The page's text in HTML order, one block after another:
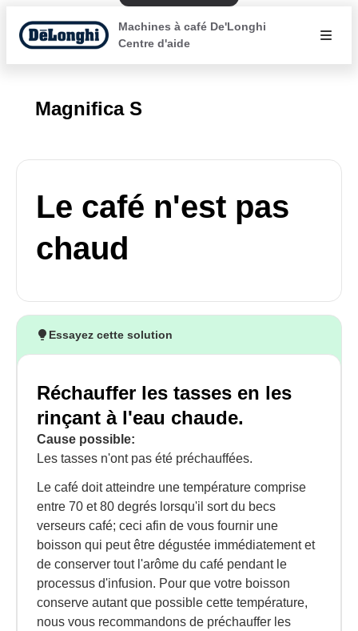
Machines à café De'Longhi
Centre d'aide
Magnifica S
Le café n'est pas
chaud
Essayez cette solution
Réchauffer les tasses en les
rinçant à l'eau chaude.
Cause possible:
Les tasses n'ont pas été préchauffées.
Le café doit atteindre une température comprise
entre 70 et 80 degrés lorsqu'il sort du becs
verseurs café; ceci afin de vous fournir une
boisson qui peut être dégustée immédiatement et
de conserver tout l'arôme du café pendant le
processus d'infusion. Pour que votre boisson
conserve autant que possible cette température,
nous vous recommandons de préchauffer les